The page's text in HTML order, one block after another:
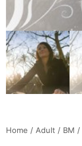
Home / Adult / BM /